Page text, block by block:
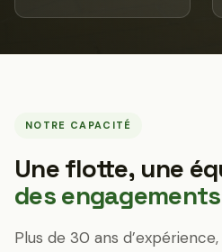
NOTRE CAPACITÉ
Une flotte, une
des
Plus de 30 ans